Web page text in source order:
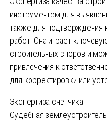
инструментом для
также для подтверждения
работ. Она играет
строительных споров и
привлечения к
для корректировки или
Навигация
по
Экспертиза счётчика
Судебная